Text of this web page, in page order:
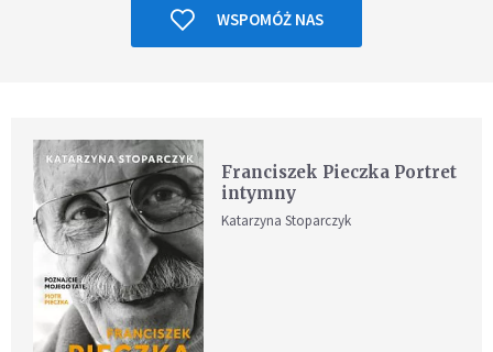
WSPOMÓŻ NAS
Franciszek Pieczka Portret
intymny
Katarzyna Stoparczyk